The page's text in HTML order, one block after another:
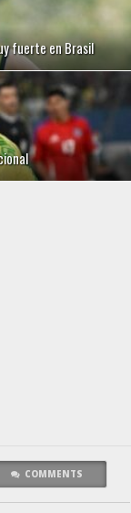
fuerte en Brasil
COMMENTS